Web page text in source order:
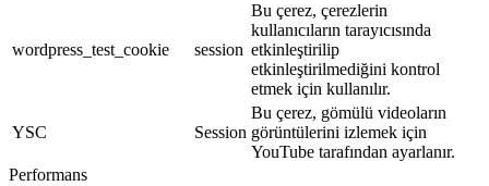
wordpress_test_cookie session
Bu çerez, çerezlerin
kullanıcıların tarayıcısında
etkinleştirilip
etkinleştirilmediğini kontrol
etmek için kullanılır.
YSC Session
Bu çerez, gömülü videoların
görüntülerini izlemek için
YouTube tarafından ayarlanır.
Performans